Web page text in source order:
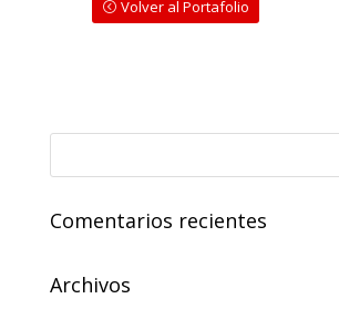
Volver al Portafolio
Comentarios recientes
Archivos